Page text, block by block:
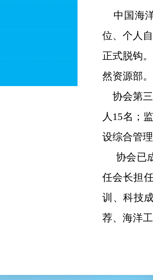
中国海洋
位、个人
正式脱钩
然资源部
协会第三
人15名；
设综合管
协会已成
任会长担
训、科技
荐、海洋